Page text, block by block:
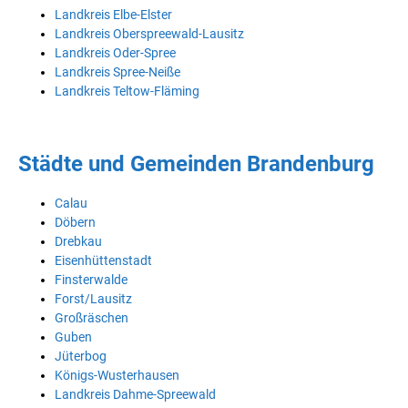
Landkreis Elbe-Elster
Landkreis Oberspreewald-Lausitz
Landkreis Oder-Spree
Landkreis Spree-Neiße
Landkreis Teltow-Fläming
Städte und Gemeinden Brandenburg
Calau
Döbern
Drebkau
Eisenhüttenstadt
Finsterwalde
Forst/Lausitz
Großräschen
Guben
Jüterbog
Königs-Wusterhausen
Landkreis Dahme-Spreewald